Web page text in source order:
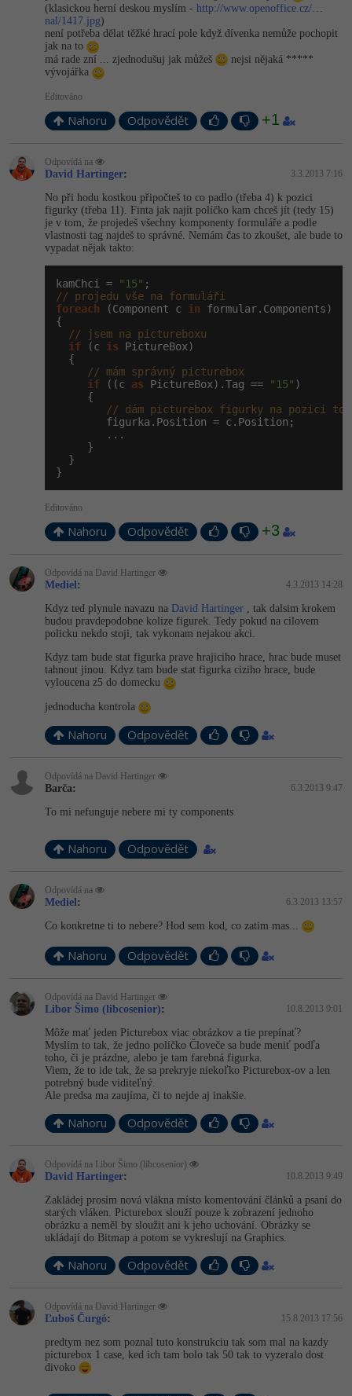
(klasickou herní deskou myslím - http://www.openoffice.cz/…
nal/1417.jpg)
není potřeba dělat těžké hrací pole když dívenka nemůže pochopit
jak na to
má rade zní ... zjednodušuj jak můžeš
nejsi nějaká *****
vývojářka
Editováno
Nahoru Odpovědět +1
Odpovídá na
David Hartinger: 3.3.2013 7:16
No při hodu kostkou připočteš to co padlo (třeba 4) k pozici
figurky (třeba 11). Finta jak najít políčko kam chceš jít (tedy 15)
je v tom, že projedeš všechny komponenty formuláře a podle
vlastnosti tag najdeš to správné. Nemám čas to zkoušet, ale bude to
vypadat nějak takto:
kamChci = "15"
// projedu vše na formuláři
foreach (Component c in formular.Components)
{
// jsem na pictureboxu
if (c is PictureBox)
  {
// mám správný picturebox
if ((c as PictureBox).Tag == "15" )
     {
// dám picturebox figurky na pozici
        figurka.Position = c.Position;
        ...
     }
  }
}
Editováno
Nahoru Odpovědět +3
Odpovídá na David Hartinger
Mediel: 4.3.2013 14:28
Kdyz ted plynule navazu na David Hartinger , tak dalsim krokem
budou pravdepodobne kolize figurek. Tedy pokud na cilovem
policku nekdo stoji, tak vykonam nejakou akci.
Kdyz tam bude stat figurka prave hrajiciho hrace, hrac bude muset
tahnout jinou. Kdyz tam bude stat figurka ciziho hrace, bude
vyloucena z5 do domecku
jednoducha kontrola
Nahoru Odpovědět
Odpovídá na David Hartinger
Barča: 6.3.2013 9:47
To mi nefunguje nebere mi ty components
Nahoru Odpovědět
Odpovídá na
Mediel: 6.3.2013 13:57
Co konkretne ti to nebere? Hod sem kod, co zatim mas...
Nahoru Odpovědět
Odpovídá na David Hartinger
Libor Šimo (libcosenior): 10.8.2013 9:01
Môže mať jeden Picturebox viac obrázkov a tie prepínať?
Myslím to tak, že jedno políčko Človeče sa bude meniť podľa
toho, či je prázdne, alebo je tam farebná figurka.
Viem, že to ide tak, že sa prekryje niekoľko Picturebox-ov a len
potrebný bude viditeľný.
Ale predsa ma zaujíma, či to nejde aj inakšie.
Nahoru Odpovědět
Odpovídá na Libor Šimo (libcosenior)
David Hartinger: 10.8.2013 9:49
Zakládej prosím nová vlákna místo komentování článků a psaní do
starých vláken. Picturebox slouží pouze k zobrazení jednoho
obrázku a neměl by sloužit ani k jeho uchování. Obrázky se
ukládají do Bitmap a potom se vykreslují na Graphics.
Nahoru Odpovědět
Odpovídá na David Hartinger
Ľuboš Čurgó: 15.8.2013 17:56
predtym nez som poznal tuto konstrukciu tak som mal na kazdy
picturebox 1 case, ked ich tam bolo tak 50 tak to vyzeralo dost
divoko